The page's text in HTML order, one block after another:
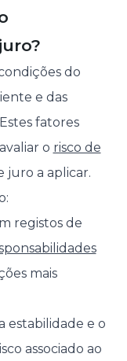
do
e das
fatores
o risco de
juro a aplicar.
registos de
mais
estabilidade e o
associado ao